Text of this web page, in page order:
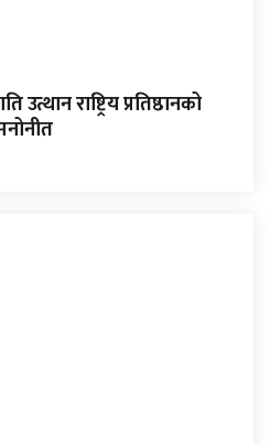
राष्ट्रिय प्रतिष्ठानको